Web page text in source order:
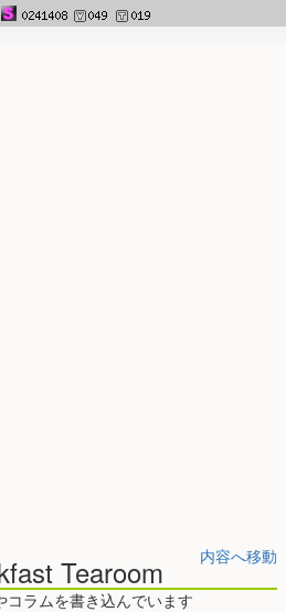
内容へ移動
Tearoom
コラムを書き込んでいます